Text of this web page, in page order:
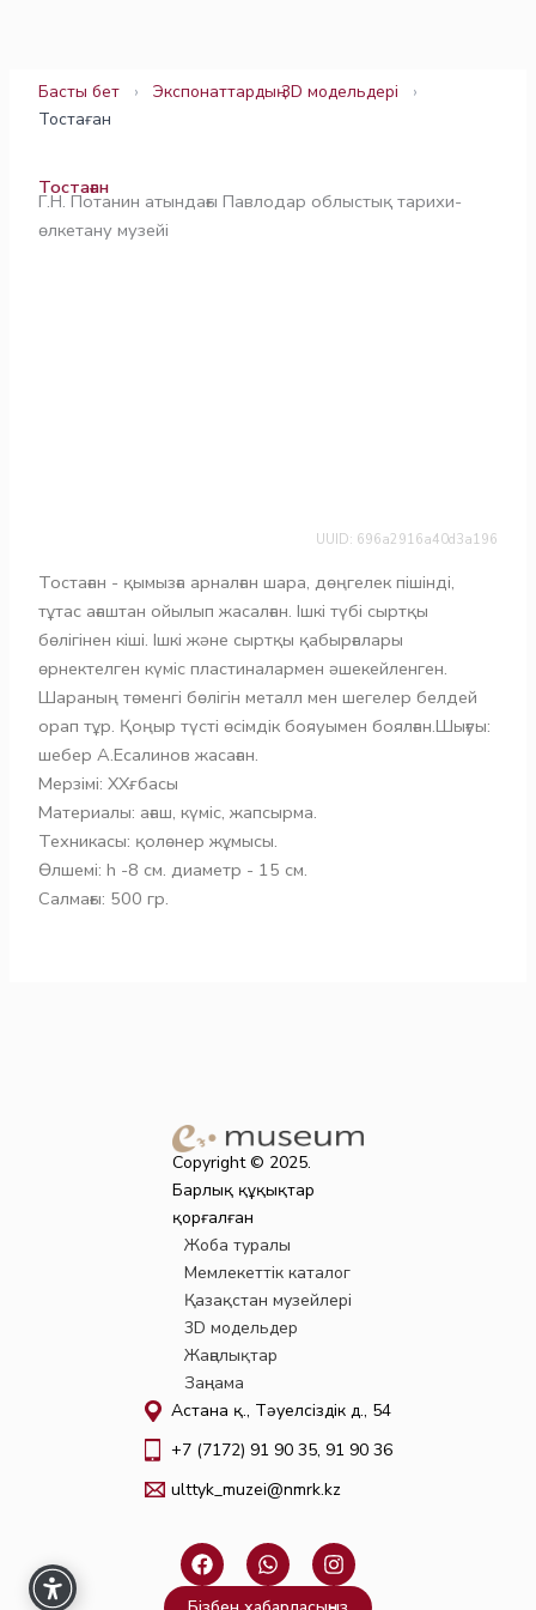
Басты бет › Экспонаттардың 3D модельдері
›
Тостаған
Тостаған
Г.Н. Потанин атындағы Павлодар облыстық тарихи-
өлкетану музейі
UUID: 696a2916a40d3a196
Тостаған - қымызға арналған шара, дөңгелек пішінді,
тұтас ағаштан ойылып жасалған. Ішкі түбі сыртқы
бөлігінен кіші. Ішкі және сыртқы қабырғалары
өрнектелген күміс пластиналармен әшекейленген.
Шараның төменгі бөлігін металл мен шегелер белдей
орап тұр. Қоңыр түсті өсімдік бояуымен боялған.Шығуы:
шебер А.Есалинов жасаған.
Мерзімі: XXғ. басы
Материалы: ағаш, күміс, жапсырма.
Техникасы: қолөнер жұмысы.
Өлшемі: h -8 см. диаметр - 15 см.
Салмағы: 500 гр.
Copyright © 2025.
Барлық құқықтар
қорғалған
Жоба туралы
Мемлекеттік каталог
Қазақстан музейлері
3D модельдер
Жаңалықтар
Заңнама
Астана қ., Тәуелсіздік д., 54
+7 (7172) 91 90 35, 91 90 36
ulttyk_muzei@nmrk.kz
F
a
c
W
h
a
I
n
s